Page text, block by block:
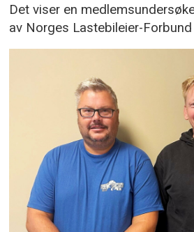
Det viser en
av Norges Lastebileier-Forbund